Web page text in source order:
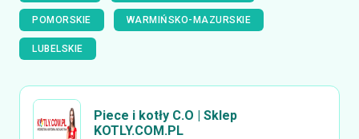
POMORSKIE WARMIŃSKO-MAZURSKIE
LUBELSKIE
Piece i kotły C.O | Sklep
KOTLY.COM.PL